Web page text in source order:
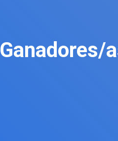
Ganadores/